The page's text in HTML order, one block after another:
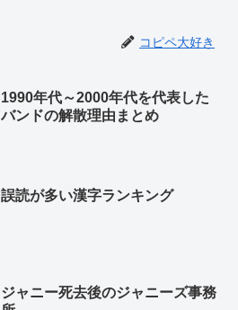
コピペ大好き
1990年代～2000年代を代表した
バンドの解散理由まとめ
誤読が多い漢字ランキング
ジャニー死去後のジャニーズ事務